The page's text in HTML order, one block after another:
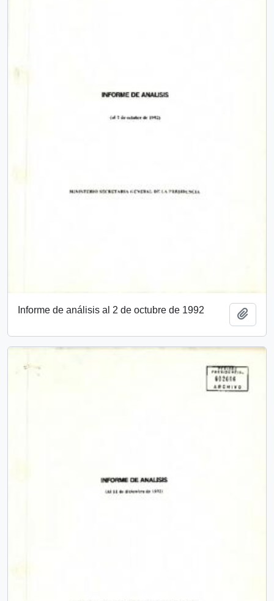
Informe de análisis al 2 de octubre de 1992